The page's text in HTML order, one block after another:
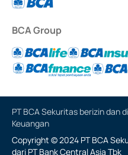
BCA Group
PT BCA Sekuritas berizin dan
Keuangan
Copyright © 2024 PT BCA
dari PT Bank Central Asia Tbk